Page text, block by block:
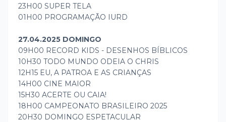
23H00 SUPER TELA
01H00 PROGRAMAÇÃO IURD
27.04.2025 DOMINGO
09H00 RECORD KIDS - DESENHOS BÍBLICOS
10H30 TODO MUNDO ODEIA O CHRIS
12H15 EU, A PATROA E AS CRIANÇAS
14H00 CINE MAIOR
15H30 ACERTE OU CAIA!
18H00 CAMPEONATO BRASILEIRO 2025
20H30 DOMINGO ESPETACULAR